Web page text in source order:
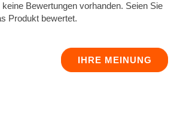
Bewertungen vorhanden. Seien Sie
Produkt bewertet.
IHRE MEINUNG